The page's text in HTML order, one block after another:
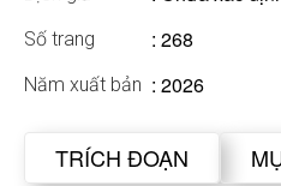
Số trang : 268
Năm xuất bản : 2026
TRÍCH ĐOẠN